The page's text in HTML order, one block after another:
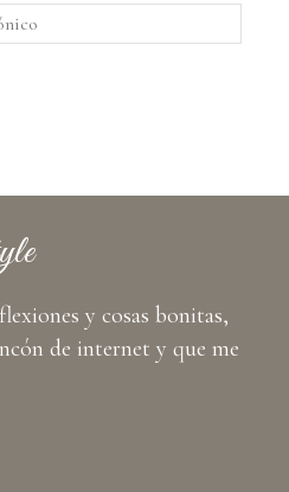
y cosas bonitas,
de internet y que me